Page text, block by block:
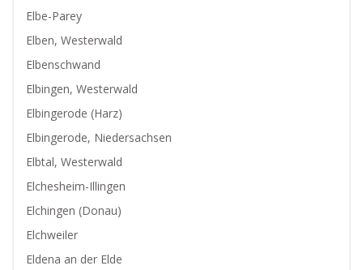
Elbe-Parey
Elben, Westerwald
Elbenschwand
Elbingen, Westerwald
Elbingerode (Harz)
Elbingerode, Niedersachsen
Elbtal, Westerwald
Elchesheim-Illingen
Elchingen (Donau)
Elchweiler
Eldena an der Elde